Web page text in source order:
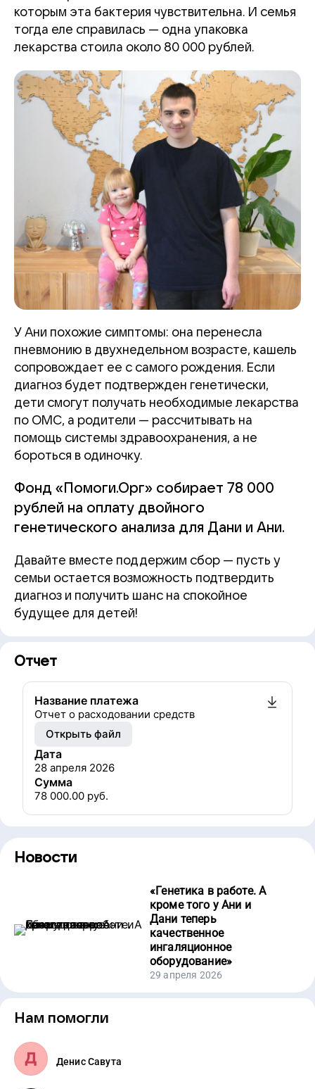
которым эта бактерия чувствительна. И семья
тогда еле справилась — одна упаковка
лекарства стоила около 80 000 рублей.
У Ани похожие симптомы: она перенесла
пневмонию в двухнедельном возрасте, кашель
сопровождает ее с самого рождения. Если
диагноз будет подтвержден генетически,
дети смогут получать необходимые лекарства
по ОМС, а родители — рассчитывать на
помощь системы здравоохранения, а не
бороться в одиночку.
Фонд «Помоги.Орг» собирает 78 000
рублей на оплату двойного
генетического анализа для Дани и Ани.
Давайте вместе поддержим сбор — пусть у
семьи остается возможность подтвердить
диагноз и получить шанс на спокойное
будущее для детей!
Отчет
Название платежа
Отчет о расходовании средств
Открыть файл
Дата
28 апреля 2026
Сумма
78 000.00 руб.
Новости
«Генетика в работе. А
кроме того у Ани и
Дани теперь
качественное
ингаляционное
оборудование»
29 апреля 2026
Нам помогли
Денис Савута